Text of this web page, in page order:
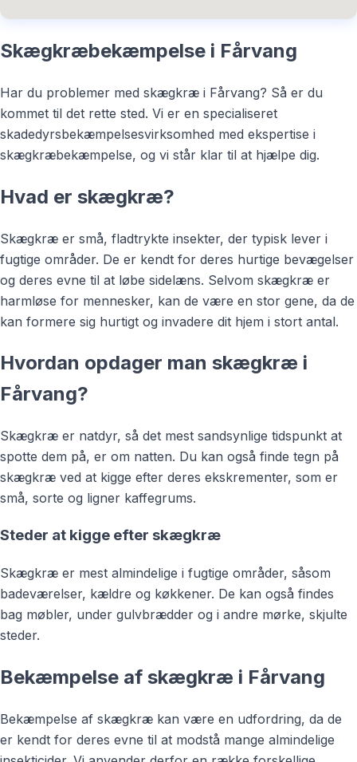
Skægkræbekæmpelse i Fårvang
Har du problemer med skægkræ i Fårvang? Så er du
kommet til det rette sted. Vi er en specialiseret
skadedyrsbekæmpelsesvirksomhed med ekspertise i
skægkræbekæmpelse, og vi står klar til at hjælpe dig.
Hvad er skægkræ?
Skægkræ er små, fladtrykte insekter, der typisk lever i
fugtige områder. De er kendt for deres hurtige bevægelser
og deres evne til at løbe sidelæns. Selvom skægkræ er
harmløse for mennesker, kan de være en stor gene, da de
kan formere sig hurtigt og invadere dit hjem i stort antal.
Hvordan opdager man skægkræ i
Fårvang?
Skægkræ er natdyr, så det mest sandsynlige tidspunkt at
spotte dem på, er om natten. Du kan også finde tegn på
skægkræ ved at kigge efter deres ekskrementer, som er
små, sorte og ligner kaffegrums.
Steder at kigge efter skægkræ
Skægkræ er mest almindelige i fugtige områder, såsom
badeværelser, kældre og køkkener. De kan også findes
bag møbler, under gulvbrædder og i andre mørke, skjulte
steder.
Bekæmpelse af skægkræ i Fårvang
Bekæmpelse af skægkræ kan være en udfordring, da de
er kendt for deres evne til at modstå mange almindelige